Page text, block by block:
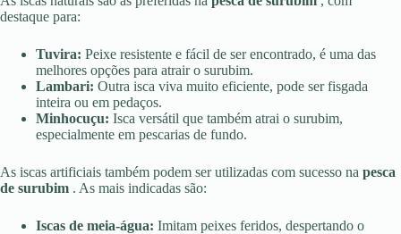
destaque para:
Tuvira: Peixe resistente e fácil de ser encontrado, é uma das
melhores opções para atrair o surubim.
Lambari: Outra isca viva muito eficiente, pode ser fisgada
inteira ou em pedaços.
Minhocuçu: Isca versátil que também atrai o surubim,
especialmente em pescarias de fundo.
As iscas artificiais também podem ser utilizadas com sucesso na pesca
de surubim . As mais indicadas são:
Iscas de meia-água: Imitam peixes feridos, despertando o